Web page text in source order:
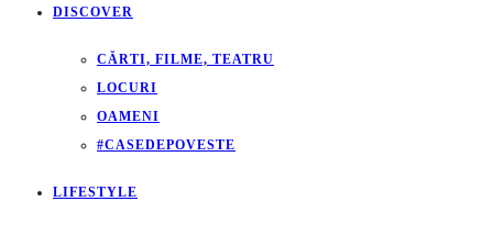
DISCOVER
CĂRTI, FILME, TEATRU
LOCURI
OAMENI
#CASEDEPOVESTE
LIFESTYLE